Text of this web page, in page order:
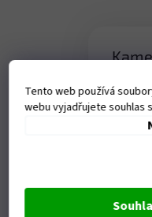
Tento web používá
webu vyjadřujete souhlas